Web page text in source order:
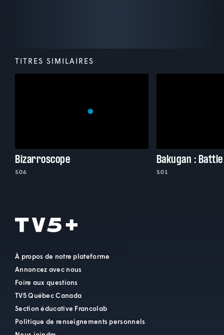
TITRES SIMILAIRES
Bizarroscope
S06
Bakugan :
S01
À propos de notre plateforme
Annoncez avec nous
Foire aux questions
TV5 Québec Canada
Section éducative Francolab
Politique de renseignements personnels